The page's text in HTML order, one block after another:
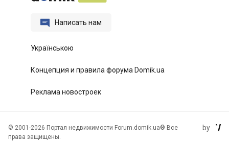
 Написать нам
Українською
Концепция и правила форума Domik.ua
Реклама новостроек
© 2001-2026 Портал недвижимости Forum.domik.ua® Все
права защищены.
by 